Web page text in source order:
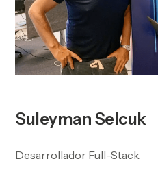
Suleyman Selcuk
Desarrollador Full-Stack